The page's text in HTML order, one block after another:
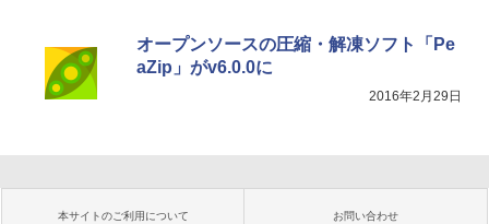
オープンソースの圧縮・解凍ソフト「Pe
aZip」がv6.0.0に
2016年2月29日
本サイトのご利用について お問い合わせ